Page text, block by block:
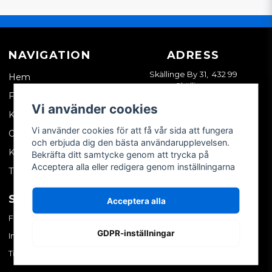
NAVIGATION
Hem
Företagskund
Kontakta oss
Om oss
Köpvillkor
Tips & trix
ADRESS
Skällinge By 31, 432 99
Skällinge
SOCIALA MEDIER
Facebook
Instagram
TikTok
MITT KONTO
Skapa konto
Vi använder cookies
Vi använder cookies för att få vår sida att fungera
och erbjuda dig den bästa användarupplevelsen.
Bekräfta ditt samtycke genom att trycka på
Acceptera alla eller redigera genom inställningarna
Acceptera alla
GDPR-inställningar